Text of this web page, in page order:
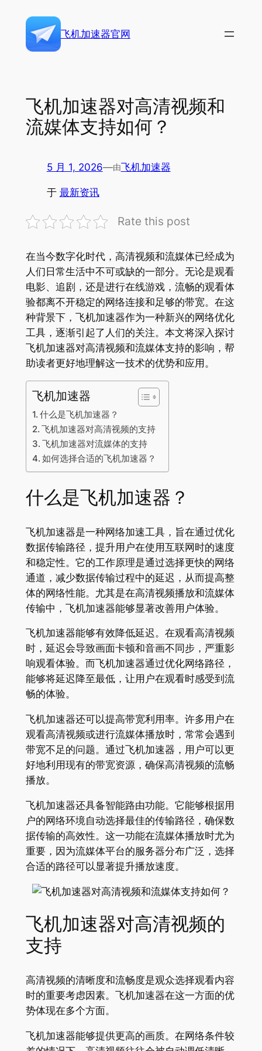
飞机加速器官网
飞机加速器对高清视频和
流媒体支持如何？
5 月 1, 2026—由飞机加速器
于 最新资讯
Rate this post
在当今数字化时代，高清视频和流媒体已经成为
人们日常生活中不可或缺的一部分。无论是观看
电影、追剧，还是进行在线游戏，流畅的观看体
验都离不开稳定的网络连接和足够的带宽。在这
种背景下，飞机加速器作为一种新兴的网络优化
工具，逐渐引起了人们的关注。本文将深入探讨
飞机加速器对高清视频和流媒体支持的影响，帮
助读者更好地理解这一技术的优势和应用。
飞机加速器
什么是飞机加速器？
飞机加速器对高清视频的支持
飞机加速器对流媒体的支持
如何选择合适的飞机加速器？
什么是飞机加速器？
飞机加速器是一种网络加速工具，旨在通过优化
数据传输路径，提升用户在使用互联网时的速度
和稳定性。它的工作原理是通过选择更快的网络
通道，减少数据传输过程中的延迟，从而提高整
体的网络性能。尤其是在高清视频播放和流媒体
传输中，飞机加速器能够显著改善用户体验。
飞机加速器能够有效降低延迟。在观看高清视频
时，延迟会导致画面卡顿和音画不同步，严重影
响观看体验。而飞机加速器通过优化网络路径，
能够将延迟降至最低，让用户在观看时感受到流
畅的体验。
飞机加速器还可以提高带宽利用率。许多用户在
观看高清视频或进行流媒体播放时，常常会遇到
带宽不足的问题。通过飞机加速器，用户可以更
好地利用现有的带宽资源，确保高清视频的流畅
播放。
飞机加速器还具备智能路由功能。它能够根据用
户的网络环境自动选择最佳的传输路径，确保数
据传输的高效性。这一功能在流媒体播放时尤为
重要，因为流媒体平台的服务器分布广泛，选择
合适的路径可以显著提升播放速度。
飞机加速器对高清视频的
支持
高清视频的清晰度和流畅度是观众选择观看内容
时的重要考虑因素。飞机加速器在这一方面的优
势体现在多个方面。
飞机加速器能够提供更高的画质。在网络条件较